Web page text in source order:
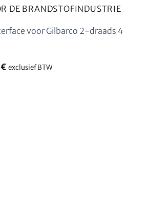
DE BRANDSTOFINDUSTRIE
voor Gilbarco 2-draads 4
€ exclusief BTW